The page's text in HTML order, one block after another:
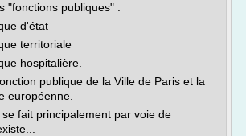
"fonctions publiques" :
d'état
territoriale
hospitalière.
publique de la Ville de Paris et la
européenne.
fait principalement par voie de